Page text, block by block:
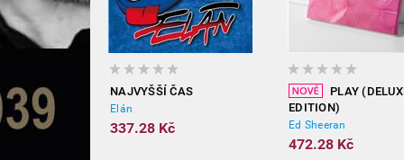
NAJVYŠŠÍ ČAS
Elán
337.28 Kč
PLAY
EDITION)
Ed Sheeran
472.28 Kč